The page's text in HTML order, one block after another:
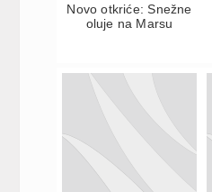
Novo otkriće: Snežne
oluje na Marsu